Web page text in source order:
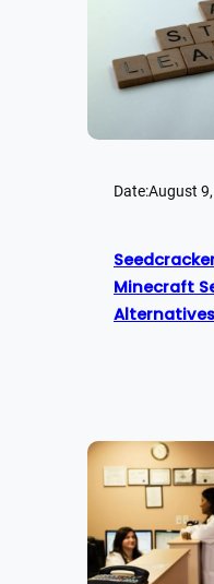
Date:August
Minecraft
Alternatives